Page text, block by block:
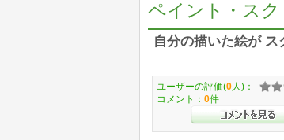
ペイント・ス
自分の描いた絵が
ユーザーの評価(0 人)：
コメント： 0件